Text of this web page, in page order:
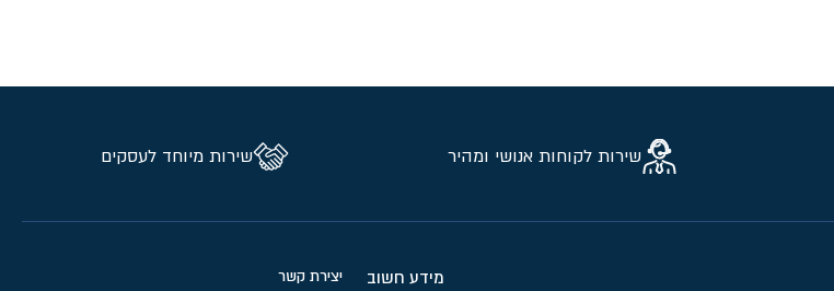
שירות לקוחות אנושי ומהיר שירות מיוחד לעסקים
מידע חשוב יצירת קשר